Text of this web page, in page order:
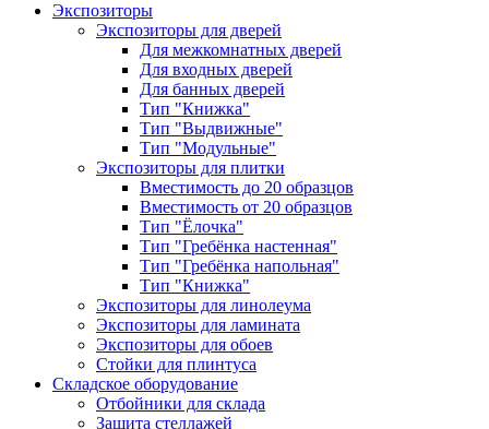
Экспозиторы
Экспозиторы для дверей
Для межкомнатных дверей
Для входных дверей
Для банных дверей
Тип "Книжка"
Тип "Выдвижные"
Тип "Модульные"
Экспозиторы для плитки
Вместимость до 20 образцов
Вместимость от 20 образцов
Тип "Ёлочка"
Тип "Гребёнка настенная"
Тип "Гребёнка напольная"
Тип "Книжка"
Экспозиторы для линолеума
Экспозиторы для ламината
Экспозиторы для обоев
Стойки для плинтуса
Складское оборудование
Отбойники для склада
Защита стеллажей